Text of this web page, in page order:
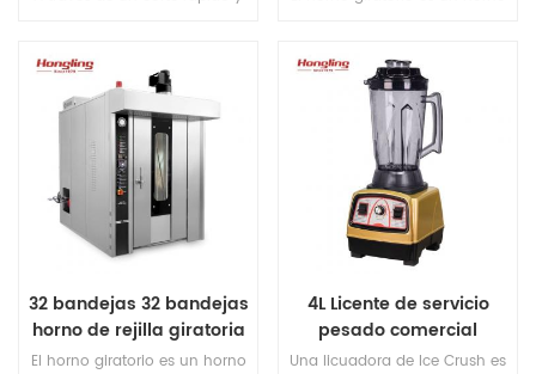
carne.
asegurando que la comida se
calienta uniformemente
durante la cocción.
32 bandejas 32 bandejas
horno de rejilla giratoria
eléctrica para pan
El horno giratorio es un horno
4L Licente de servicio
pesado comercial
Una licuadora de Ice Crush es